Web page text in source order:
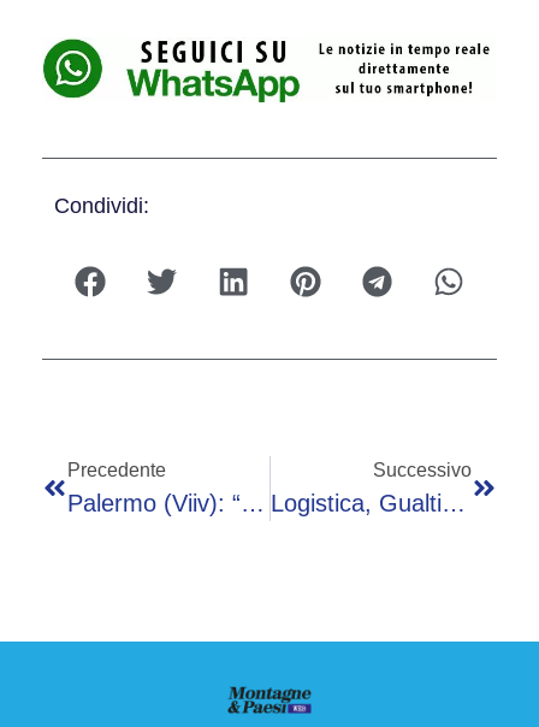
Condividi:
Precedente
Palermo (Viiv): “PrEP Long-Acting Supera Terapia Orale Contro Hiv”
Successivo
Logistica, Gualtieri (Asstra): “Risorse Per Investimenti E Gestione Servizi”